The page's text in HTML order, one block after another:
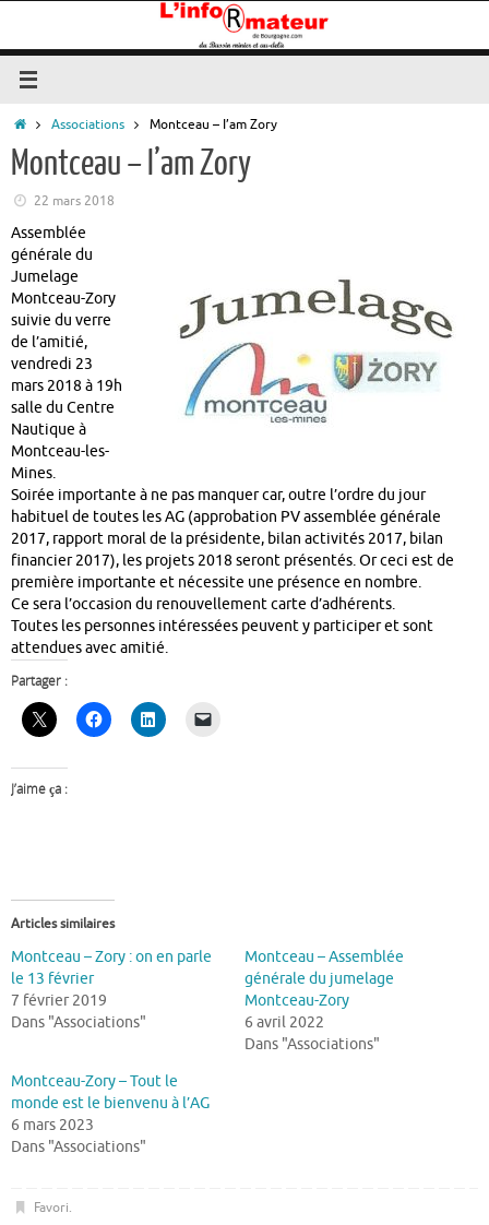
contenu
Accueil
Associations Montceau – I’am Zory
Montceau – I’am Zory
22 mars 2018
Assemblée
générale du
Jumelage
Montceau-Zory
suivie du verre
de l’amitié,
vendredi 23
mars 2018 à 19h
salle du Centre
Nautique à
Montceau-les-
Mines.
Soirée importante à ne pas manquer car, outre l’ordre du jour
habituel de toutes les AG (approbation PV assemblée générale
2017, rapport moral de la présidente, bilan activités 2017, bilan
financier 2017), les projets 2018 seront présentés. Or ceci est de
première importante et nécessite une présence en nombre.
Ce sera l’occasion du renouvellement carte d’adhérents.
Toutes les personnes intéressées peuvent y participer et sont
attendues avec amitié.
Partager :
J’aime ça :
Articles similaires
Montceau – Zory : on en parle
le 13 février
7 février 2019
Dans "Associations"
Montceau – Assemblée
générale du jumelage
Montceau-Zory
6 avril 2022
Dans "Associations"
Montceau-Zory – Tout le
monde est le bienvenu à l’AG
6 mars 2023
Dans "Associations"
Favori.